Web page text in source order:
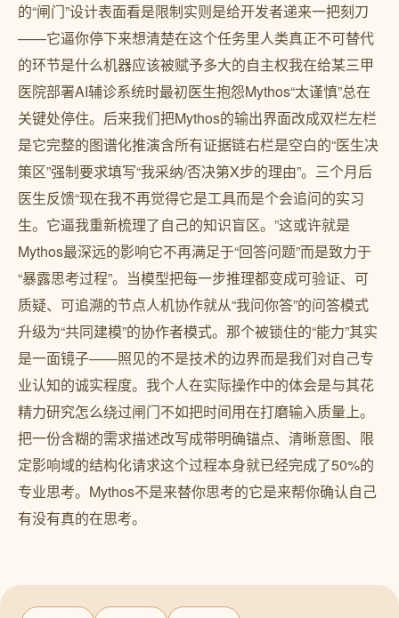
的“闸门”设计表面看是限制实则是给开发者递来一把刻刀
——它逼你停下来想清楚在这个任务里人类真正不可替代
的环节是什么机器应该被赋予多大的自主权我在给某三甲
医院部署AI辅诊系统时最初医生抱怨Mythos“太谨慎”总在
关键处停住。后来我们把Mythos的输出界面改成双栏左栏
是它完整的图谱化推演含所有证据链右栏是空白的“医生决
策区”强制要求填写“我采纳/否决第X步的理由”。三个月后
医生反馈“现在我不再觉得它是工具而是个会追问的实习
生。它逼我重新梳理了自己的知识盲区。”这或许就是
Mythos最深远的影响它不再满足于“回答问题”而是致力于
“暴露思考过程”。当模型把每一步推理都变成可验证、可
质疑、可追溯的节点人机协作就从“我问你答”的问答模式
升级为“共同建模”的协作者模式。那个被锁住的“能力”其实
是一面镜子——照见的不是技术的边界而是我们对自己专
业认知的诚实程度。我个人在实际操作中的体会是与其花
精力研究怎么绕过闸门不如把时间用在打磨输入质量上。
把一份含糊的需求描述改写成带明确锚点、清晰意图、限
定影响域的结构化请求这个过程本身就已经完成了50%的
专业思考。Mythos不是来替你思考的它是来帮你确认自己
有没有真的在思考。